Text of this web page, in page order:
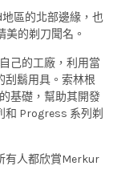
區的北部邊緣，也
的剃刀聞名。
己的工廠，利用當
刮鬍用具。索林根
基礎，幫助其開發
和 Progress 系列剃
有人都欣賞Merkur